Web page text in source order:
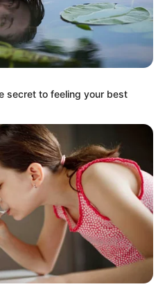
secret to feeling your best